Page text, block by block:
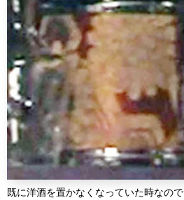
既に洋酒を置かなくなっていた時なの